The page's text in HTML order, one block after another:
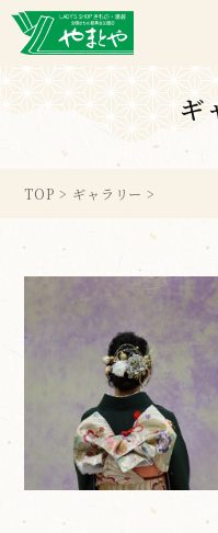
ギ
TOP > ギャラリー >